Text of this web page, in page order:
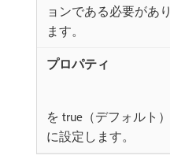
ョンである必要があり
ます。
を true（デフォルト）
に設定します。